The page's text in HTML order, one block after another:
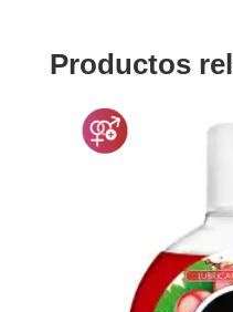
Productos